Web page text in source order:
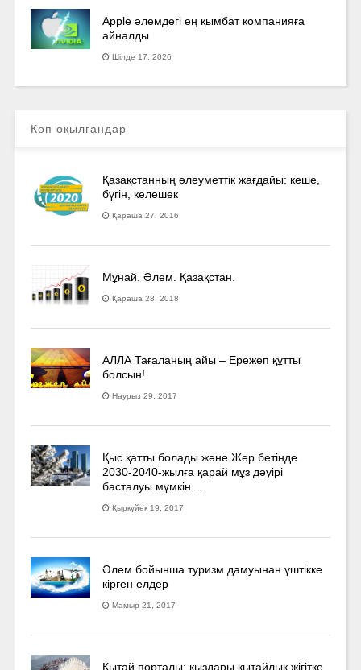
Apple әлемдегі ең қымбат компанияға
айналды
Шілде 17, 2026
Көп оқылғандар
Қазақстанның әлеуметтік жағдайы: кеше,
бүгін, келешек
Қараша 27, 2016
Мұнай. Әлем. Қазақстан.
Қараша 28, 2018
АЛЛА Тағаланың айы – Ережеп құтты
болсын!
Наурыз 29, 2017
Қыс қатты болады және Жер бетінде
2030-2040­-жылға қарай мұз дәуірі
басталуы мүмкін…
Қыркүйек 19, 2017
Әлем бойынша туризм дамуынан үштікке
кірген елдер
Мамыр 21, 2017
Қытай порталы: қыздары қытайлық жігітке